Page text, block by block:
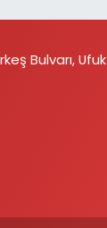
Bulvarı, Ufuk